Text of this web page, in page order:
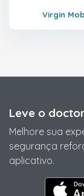
Virgin
Leve o
Melhore sua
segurança
aplicativo.